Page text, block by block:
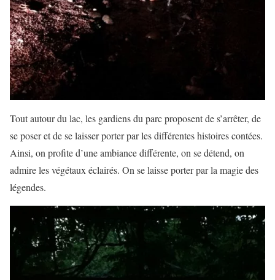
Tout autour du lac, les gardiens du parc proposent de s’arrêter, de
se poser et de se laisser porter par les différentes histoires contées.
Ainsi, on profite d’une ambiance différente, on se détend, on
admire les végétaux éclairés. On se laisse porter par la magie des
légendes.